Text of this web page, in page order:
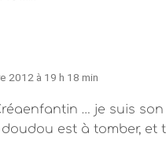
2012 à 19 h 18 min
… je suis
est à tomber, et